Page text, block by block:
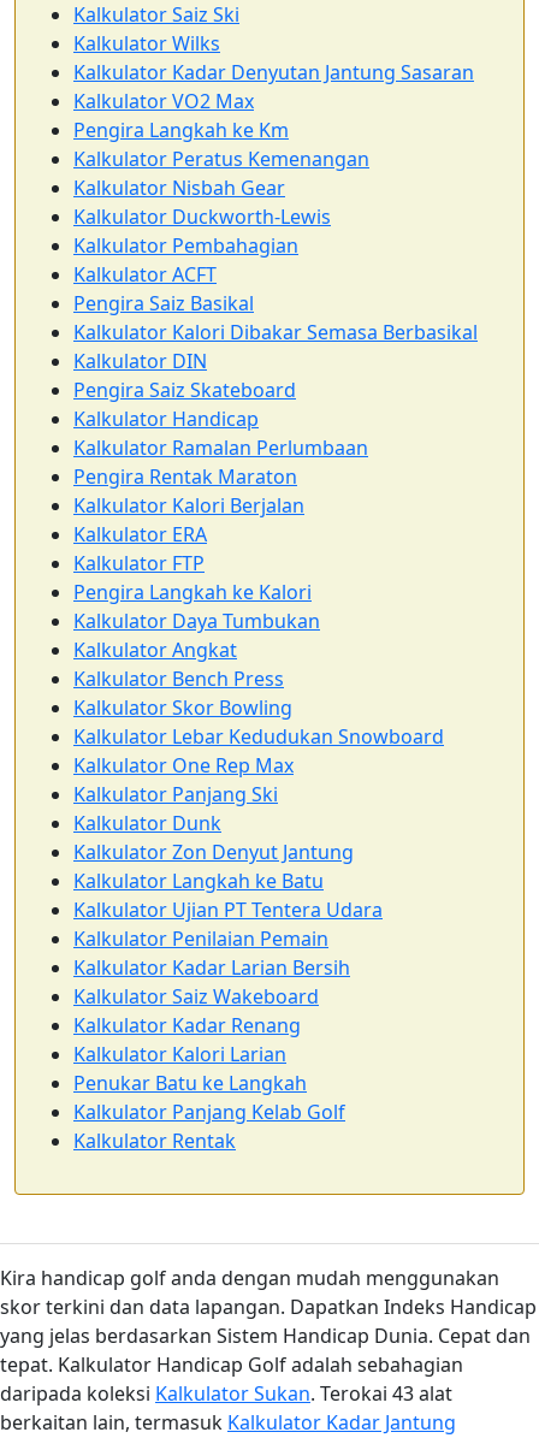
Kalkulator Saiz Ski
Kalkulator Wilks
Kalkulator Kadar Denyutan Jantung Sasaran
Kalkulator VO2 Max
Pengira Langkah ke Km
Kalkulator Peratus Kemenangan
Kalkulator Nisbah Gear
Kalkulator Duckworth-Lewis
Kalkulator Pembahagian
Kalkulator ACFT
Pengira Saiz Basikal
Kalkulator Kalori Dibakar Semasa Berbasikal
Kalkulator DIN
Pengira Saiz Skateboard
Kalkulator Handicap
Kalkulator Ramalan Perlumbaan
Pengira Rentak Maraton
Kalkulator Kalori Berjalan
Kalkulator ERA
Kalkulator FTP
Pengira Langkah ke Kalori
Kalkulator Daya Tumbukan
Kalkulator Angkat
Kalkulator Bench Press
Kalkulator Skor Bowling
Kalkulator Lebar Kedudukan Snowboard
Kalkulator One Rep Max
Kalkulator Panjang Ski
Kalkulator Dunk
Kalkulator Zon Denyut Jantung
Kalkulator Langkah ke Batu
Kalkulator Ujian PT Tentera Udara
Kalkulator Penilaian Pemain
Kalkulator Kadar Larian Bersih
Kalkulator Saiz Wakeboard
Kalkulator Kadar Renang
Kalkulator Kalori Larian
Penukar Batu ke Langkah
Kalkulator Panjang Kelab Golf
Kalkulator Rentak
Kira handicap golf anda dengan mudah menggunakan
skor terkini dan data lapangan. Dapatkan Indeks Handicap
yang jelas berdasarkan Sistem Handicap Dunia. Cepat dan
tepat. Kalkulator Handicap Golf adalah sebahagian
daripada koleksi Kalkulator Sukan. Terokai 43 alat
berkaitan lain, termasuk Kalkulator Kadar Jantung